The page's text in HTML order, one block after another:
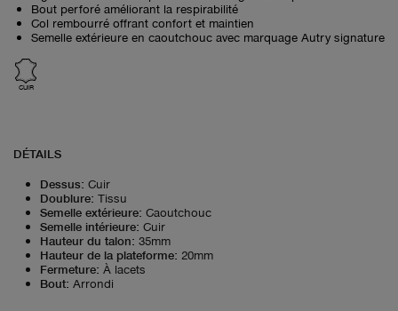
Bout perforé améliorant la respirabilité
Col rembourré offrant confort et maintien
Semelle extérieure en caoutchouc avec marquage Autry signature
CUIR
DÉTAILS
Dessus: Cuir
Doublure: Tissu
Semelle extérieure: Caoutchouc
Semelle intérieure: Cuir
Hauteur du talon: 35mm
Hauteur de la plateforme: 20mm
Fermeture: À lacets
Bout: Arrondi